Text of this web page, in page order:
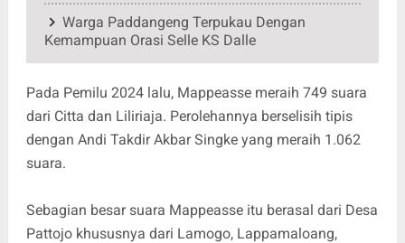
Warga Paddangeng Terpukau Dengan
Kemampuan Orasi Selle KS Dalle
Pada Pemilu 2024 lalu, Mappeasse meraih 749 suara
dari Citta dan Liliriaja. Perolehannya berselisih tipis
dengan Andi Takdir Akbar Singke yang meraih 1.062
suara.
Sebagian besar suara Mappeasse itu berasal dari Desa
Pattojo khususnya dari Lamogo, Lappamaloang,